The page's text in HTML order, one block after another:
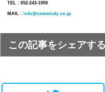
TEL : 052-243-1950
MAIL : info@casestudy.co.jp
この記事をシェアする